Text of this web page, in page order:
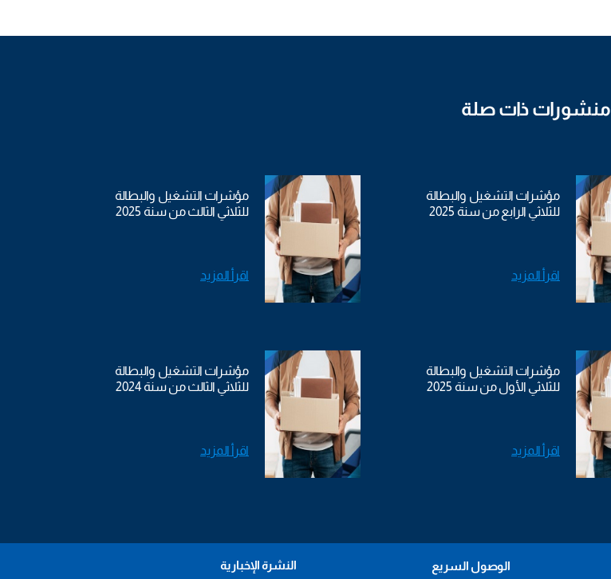
منشورات ذات صلة
مؤشرات التشغيل والبطالة
للثلاثي الرابع من سنة 2025
اقرأ المزيد
مؤشرات التشغيل والبطالة
للثلاثي الثالث من سنة 2025
اقرأ المزيد
مؤشرات التشغيل والبطالة
للثلاثي الأول من سنة 2025
اقرأ المزيد
مؤشرات التشغيل والبطالة
للثلاثي الثالث من سنة 2024
اقرأ المزيد
الوصول السريع النشرة الإخبارية